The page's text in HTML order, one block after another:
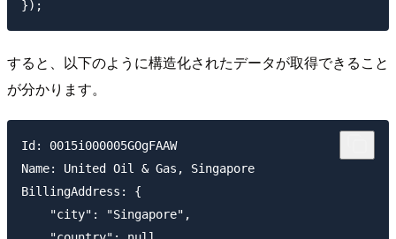
すると、以下のように構造化されたデータが取得できること
が分かります。
Id: 0015i000005GOgFAAW
Name: United Oil & Gas, Singapore
BillingAddress: {
    "city": "Singapore",